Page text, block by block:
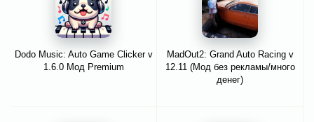
Dodo Music: Auto Game Clicker v
1.6.0 Мод Premium
MadOut2: Grand Auto Racing v
12.11 (Мод без рекламы/много
денег)